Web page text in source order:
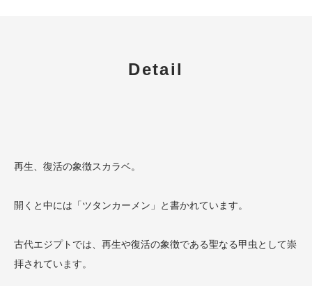
Detail
再生、復活の象徴スカラベ。
開くと中には「ツタンカーメン」と書かれています。
古代エジプトでは、再生や復活の象徴である聖なる甲虫として崇
拝されています。